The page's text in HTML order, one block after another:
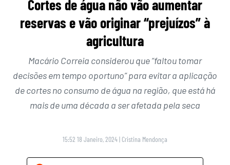
Cortes de água não vão aumentar
reservas e vão originar “prejuízos” à
agricultura
Macário Correia considerou que “faltou tomar
decisões em tempo oportuno” para evitar a aplicação
de cortes no consumo de água na região, que está há
mais de uma década a ser afetada pela seca
15:52 18 Janeiro, 2024| Cristina Mendonça